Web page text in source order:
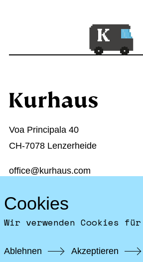
Voa Principala 40
CH-7078 Lenzerheide
office@kurhaus.com
Startseite
Facebook
Impressum & Datenschutz
Cookies
Wir verwenden Cookies
Ablehnen Akzeptieren